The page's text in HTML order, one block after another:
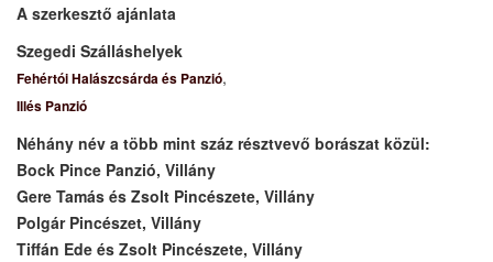
A szerkesztő ajánlata
Szegedi Szálláshelyek
Fehértói Halászcsárda és Panzió,
Illés Panzió
Néhány név a több mint száz résztvevő borászat közül:
Bock Pince Panzió, Villány
Gere Tamás és Zsolt Pincészete, Villány
Polgár Pincészet, Villány
Tiffán Ede és Zsolt Pincészete, Villány